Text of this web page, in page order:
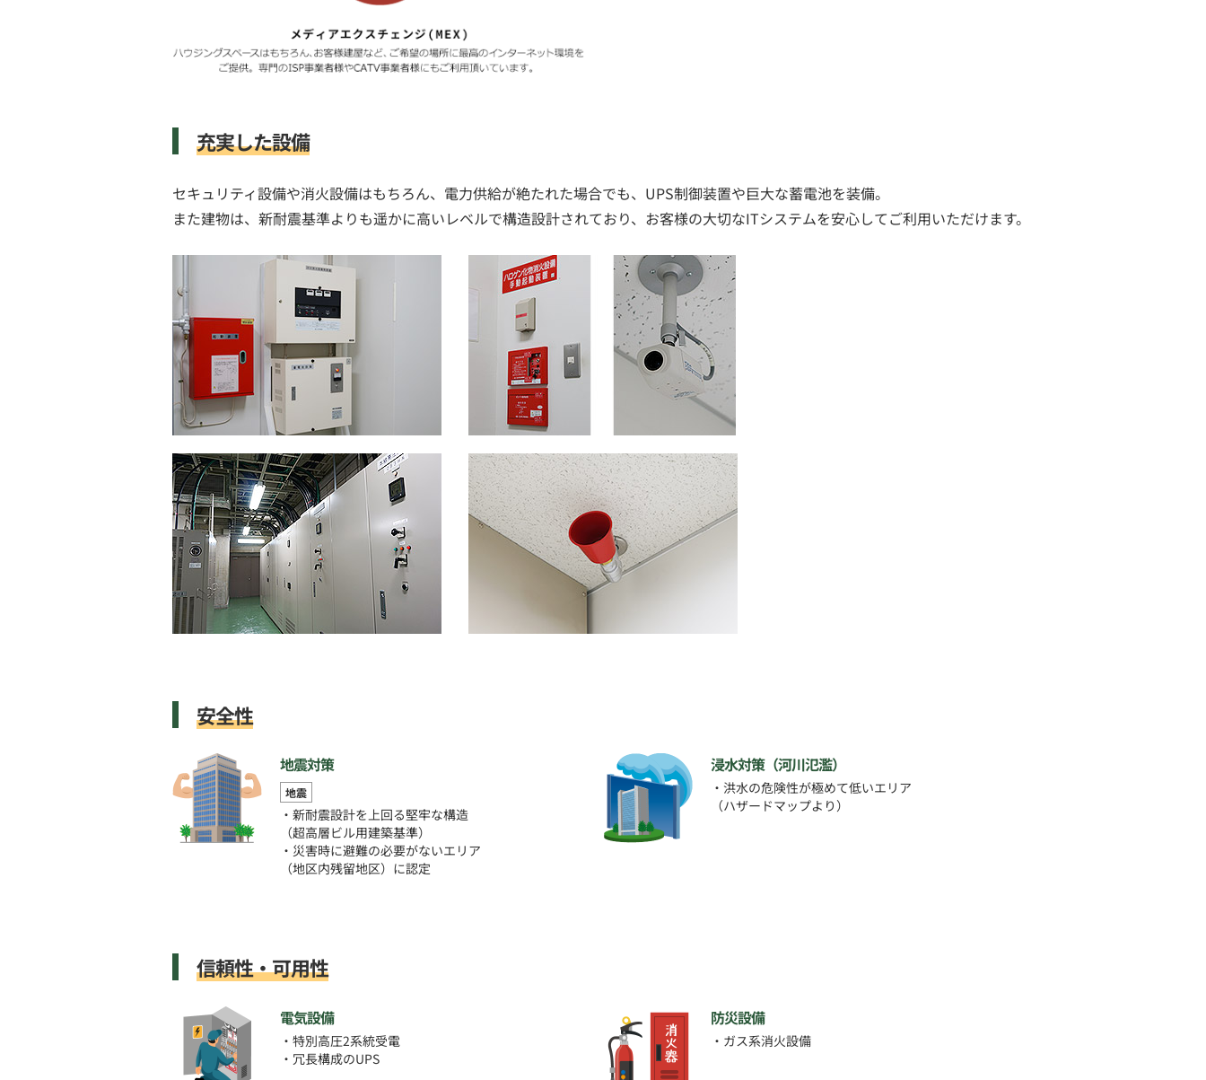
充実した設備
セキュリティ設備や消火設備はもちろん、電力供給が絶たれた場合でも、UPS制御装置や巨大な蓄電池を装備。
また建物は、新耐震基準よりも遥かに高いレベルで構造設計されており、お客様の大切なITシステムを安心してご利用いただけます。
安全性
地震対策
地震
・新耐震設計を上回る堅牢な構造
（超高層ビル用建築基準）
・災害時に避難の必要がないエリア
（地区内残留地区）に認定
浸水対策（河川氾濫）
・洪水の危険性が極めて低いエリア
（ハザードマップより）
信頼性・可用性
電気設備
・特別高圧2系統受電
・冗長構成のUPS
防災設備
・ガス系消火設備